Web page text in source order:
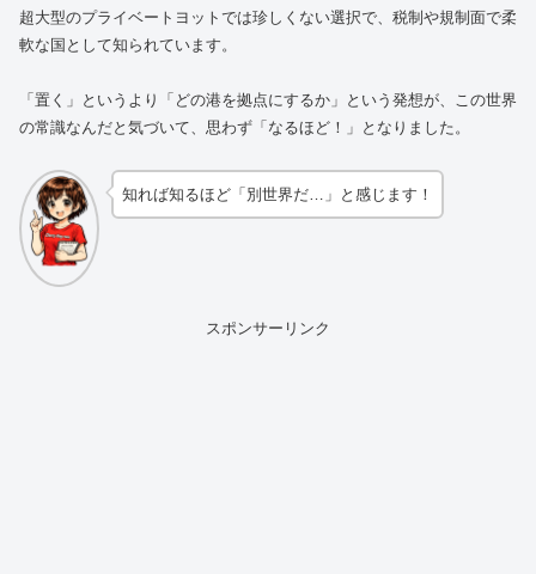
超大型のプライベートヨットでは珍しくない選択で、税制や規制面で柔
軟な国として知られています。
「置く」というより「どの港を拠点にするか」という発想が、この世界
の常識なんだと気づいて、思わず「なるほど！」となりました。
知れば知るほど「別世界だ…」と感じます！
スポンサーリンク